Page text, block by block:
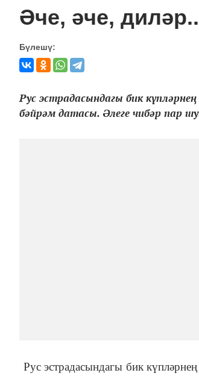
Әче, әче,
Бүлешү:
Рус эстрадасындагы бик
бәйрәм датасы. Әлеге чибәр пар
Рус эстрадасындагы бик